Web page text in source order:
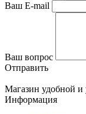
Ваш E-mail
Ваш вопрос
Отправить
Магазин удобной и
Информация